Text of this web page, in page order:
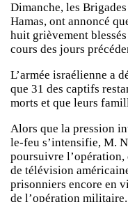
Dimanche, les
Hamas, ont annoncé
huit grièvement
cours des jours
L’armée israélienne a
que 31 des captifs
morts et que leurs
Alors que la pression
le-feu s’intensifie, M.
poursuivre l’opération,
de télévision
prisonniers encore en
de l’opération militaire.